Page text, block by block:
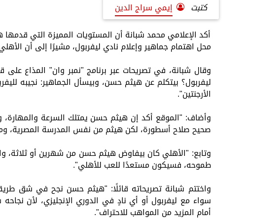
كتبت
إيمي سراج الدين
أكد الإعلامي محمد شبانة أن المستويات المميزة التي
محل اهتمام جماهير وإعلام نادي ليفربول، مشيرًا إلى أن
ليفربول؟ بيتكلم عن هيثم حسن، وبيسأل الجماهير: نجيبه
الأرجنتين".
وأضاف: "الموقع أكد إن هيثم حسن يمتلك السرعة والمهارة،
صحيح صلاح أسطورة، لكن هيثم من نفس المدرسة المصرية،
وتابع: "الأهلي كان بيفاوض هيثم حسن من شهرين أو ثلاثة،
طموحه، فسيكون مستعدًا للعب للأهلي".
واختتم شبانة تصريحاته قائلًا: "هيثم حسن نجح في شق
سواء مع ليفربول أو أي نادٍ في الدوري الإنجليزي، لأن
أمام المزيد من المواهب للاحتراف".